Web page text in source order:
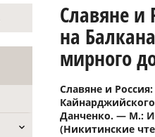
Славяне и
на
мирного
Славяне и
Данченко. — М.:
(Никитинские